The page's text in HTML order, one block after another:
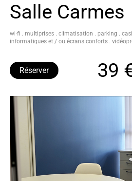
Salle Carmes
wi-fi . multiprises . climatisation . parking .
informatiques et / ou écrans conforts .
39
Réserver